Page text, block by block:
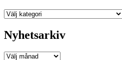
Programnyheter
Nyhetsarkiv
Nyhetsarkiv